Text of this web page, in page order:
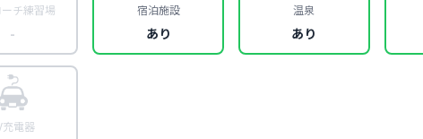
チ練習場
-
宿泊施設
あり
温泉
あり
充電器